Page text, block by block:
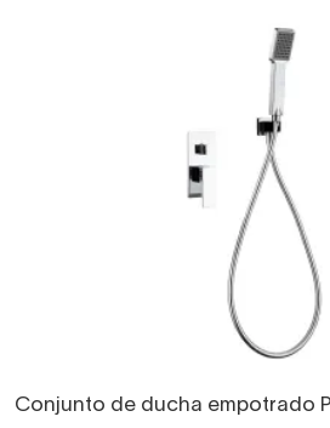
Conjunto de ducha empotrado